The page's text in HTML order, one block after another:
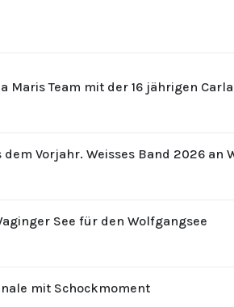
Team mit der 16 jährigen
Vorjahr. Weisses Band 2026 an
See für den Wolfgangsee
mit Schockmoment